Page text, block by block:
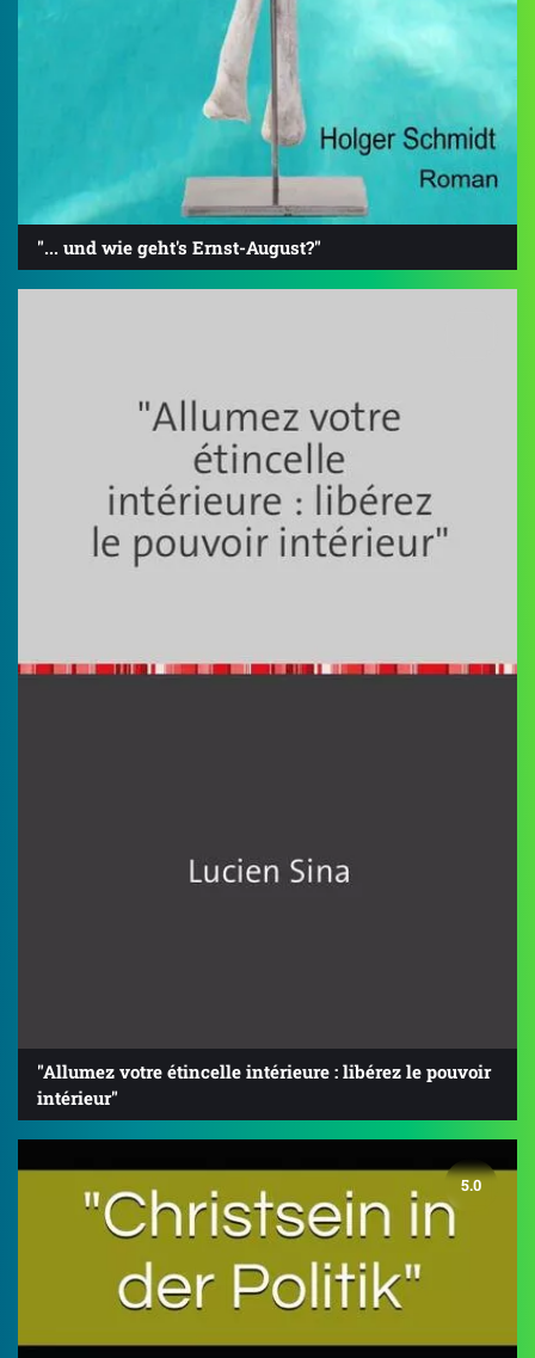
"... und wie geht's Ernst-August?"
"Allumez votre étincelle intérieure : libérez le pouvoir
intérieur"
5.0